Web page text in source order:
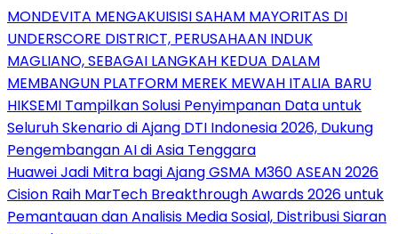
MONDEVITA MENGAKUISISI SAHAM MAYORITAS DI
UNDERSCORE DISTRICT, PERUSAHAAN INDUK
MAGLIANO, SEBAGAI LANGKAH KEDUA DALAM
MEMBANGUN PLATFORM MEREK MEWAH ITALIA BARU
HIKSEMI Tampilkan Solusi Penyimpanan Data untuk
Seluruh Skenario di Ajang DTI Indonesia 2026, Dukung
Pengembangan AI di Asia Tenggara
Huawei Jadi Mitra bagi Ajang GSMA M360 ASEAN 2026
Cision Raih MarTech Breakthrough Awards 2026 untuk
Pemantauan dan Analisis Media Sosial, Distribusi Siaran